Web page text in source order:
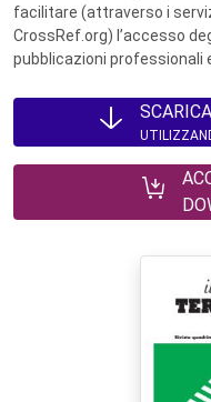
facilitare (attraverso i
CrossRef.org) l’accesso
pubblicazioni professionali